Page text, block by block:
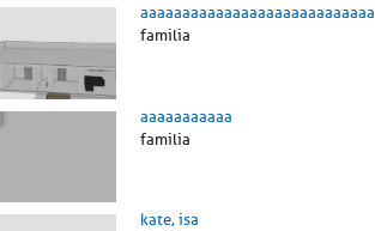
aaaaaaaaaaaaaaaaaaaaaaaaaaaa
familia
aaaaaaaaaaa
familia
kate, isa